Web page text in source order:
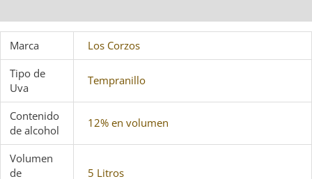
Marca
Los Corzos
Tipo de
Uva
Tempranillo
Contenido
de alcohol
12% en volumen
Volumen
de
5 Litros